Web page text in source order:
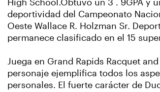
High School.Obtuvo un 3 . 9GPA y
deportividad del Campeonato
Oeste Wallace R. Holzman Sr.
permanece clasificado en el 15
Juega en Grand Rapids Racquet
personaje ejemplifica todos los
personales. El fuerte carácter de